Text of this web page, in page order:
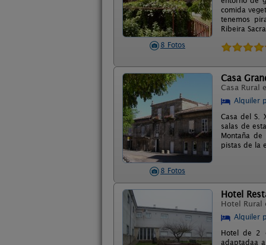
8 Fotos
comida
tenemos
Ribeira
8 Fotos
Casa
Casa Rural
Alquiler
Casa del S.
salas de
Montaña
pistas de la
Hotel
Hotel Rural
Alquiler
Hotel de 2
adaptadaa